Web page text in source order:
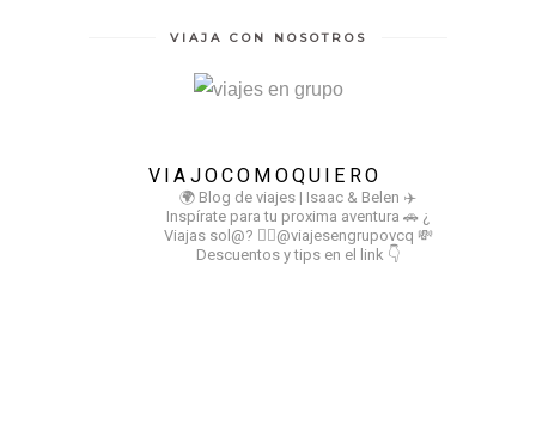
VIAJA CON NOSOTROS
VIAJOCOMOQUIERO
🌍 Blog de viajes | Isaac & Belen ✈️
Inspírate para tu proxima aventura 🚗 ¿
Viajas sol@? 👉🏻@viajesengrupovcq 💸
Descuentos y tips en el link 👇